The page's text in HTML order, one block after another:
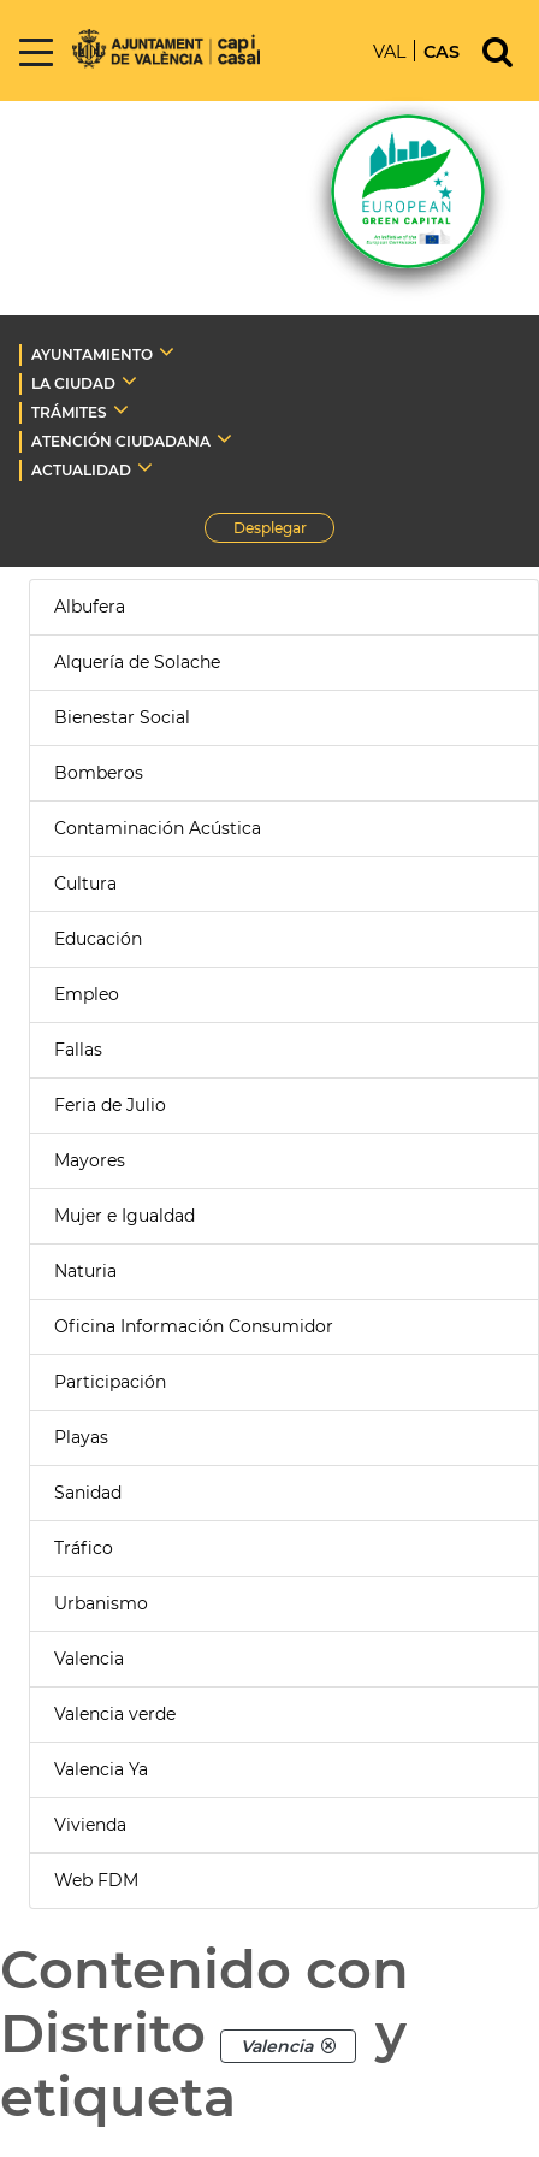
VAL CAS
AYUNTAMIENTO
LA CIUDAD
TRÁMITES
ATENCIÓN CIUDADANA
ACTUALIDAD
Desplegar
Albufera
Alquería de Solache
Bienestar Social
Bomberos
Contaminación Acústica
Cultura
Educación
Empleo
Fallas
Feria de Julio
Mayores
Mujer e Igualdad
Naturia
Oficina Información Consumidor
Participación
Playas
Sanidad
Tráfico
Urbanismo
Valencia
Valencia verde
Valencia Ya
Vivienda
Web FDM
Contenido con
Distrito
Valencia
y
etiqueta